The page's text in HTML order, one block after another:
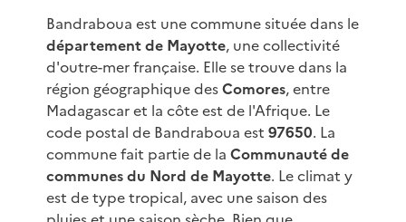
Bandraboua est une commune située dans le
département de Mayotte, une collectivité
d'outre-mer française. Elle se trouve dans la
région géographique desComores, entre
Madagascar et la côte est de l'Afrique. Le
code postal de Bandraboua est 97650. La
commune fait partie de la Communauté de
communes du Nord de Mayotte. Le climat y
est de type tropical, avec une saison des